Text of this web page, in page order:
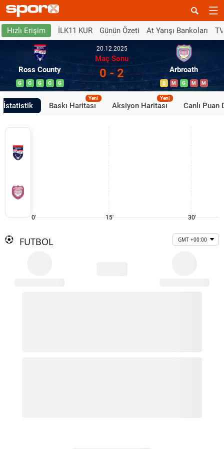
Hızlı Erişim İLK11 KUR Günün Özeti At Yarışı Bankoları
Ross County
G G G G G
20.12.2025
Maç Sonu
0 - 2 Arbroath
B M G M M
İstatistik Baskı Haritası
Yeni
Aksiyon Haritası
Yeni
Canlı Puan
0' 15' 30'
FUTBOL GMT +00:00